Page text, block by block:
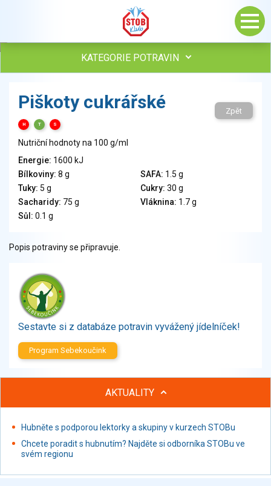
KATEGORIE POTRAVIN
Vejce
Mléko
Veganské a vegetariánské výrobky
Tuky
Obiloviny, mouka, cereální výrobky
Chléb, pečivo, křehké chleby, pufované výrobky
Ovoce
Zelenina
Brambory, luštěniny, houby
Sladkosti, slané výrobky
Zmrzliny
Ochucovadla, přísady, sladidla
Sušené směsi
Proteinové výrobky, doplňky stravy
Restaurace, jídelny, hotová jídla
Fastfood
Piškoty cukrářské
H T S
Zpět
Nutriční hodnoty na 100 g/ml
Energie: 1600 kJ
Bílkoviny: 8 g SAFA: 1.5 g
Tuky: 5 g Cukry: 30 g
Sacharidy: 75 g Vláknina: 1.7 g
Sůl: 0.1 g
Popis potraviny se připravuje.
Sestavte si z databáze potravin vyvážený jídelníček!
Program Sebekoučink
AKTUALITY
Hubněte s podporou lektorky a skupiny v kurzech STOBu
Chcete poradit s hubnutím? Najděte si odborníka STOBu ve
svém regionu